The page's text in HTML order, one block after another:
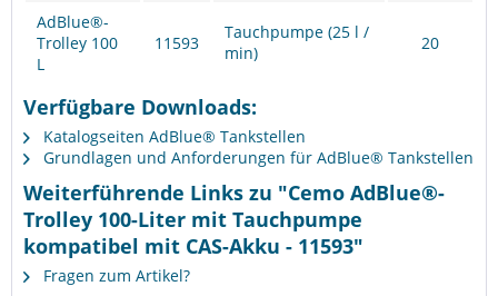
AdBlue®-
Trolley 100
L
11593
Tauchpumpe (25 l /
min)
20
Verfügbare Downloads:
Katalogseiten AdBlue® Tankstellen
Grundlagen und Anforderungen für AdBlue® Tankstellen
Weiterführende Links zu "Cemo AdBlue®-
Trolley 100-Liter mit Tauchpumpe
kompatibel mit CAS-Akku - 11593"
Fragen zum Artikel?